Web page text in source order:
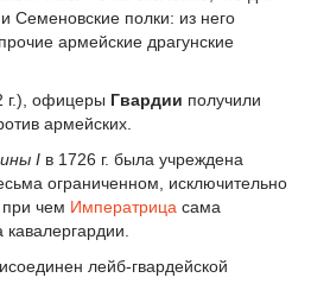
Семеновские полки: из него
армейские драгунские
г.), офицеры Гвардии получили
армейских.
I в 1726 г. была учреждена
ограниченном, исключительно
чем Императрица сама
лейб-гвардейской